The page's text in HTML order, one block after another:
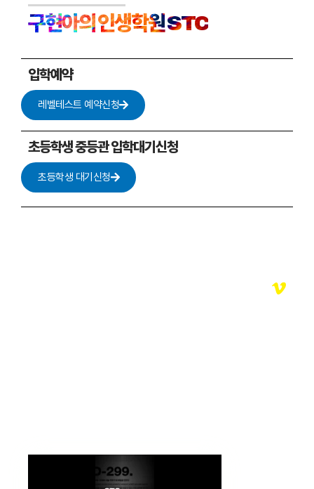
구현아의 인생학원 STC
입학예약
레벨테스트 예약신청
초등학생 중등관 입학대기신청
초등학생 대기신청